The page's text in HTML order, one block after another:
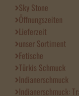
Sky Stone
Öffnungszeiten
Lieferzeit
unser Sortiment
Fetische
Türkis Schmuck
Indianerschmuck
Indianerschmuck: